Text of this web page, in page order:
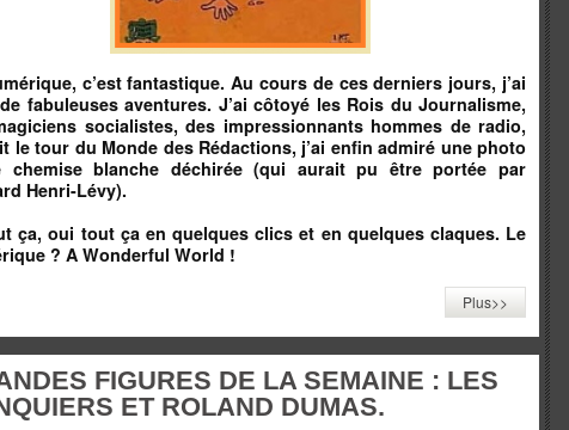
c’est fantastique. Au cours de ces derniers jours, j’ai
fabuleuses aventures. J’ai côtoyé les Rois du Journalisme,
socialistes, des impressionnants hommes de radio,
le tour du Monde des Rédactions, j’ai enfin admiré une photo
chemise blanche déchirée (qui aurait pu être portée par
Henri-Lévy).
ça, oui tout ça en quelques clics et en quelques claques. Le
? A Wonderful World !
Plus>>
FIGURES DE LA SEMAINE : LES
ET ROLAND DUMAS.